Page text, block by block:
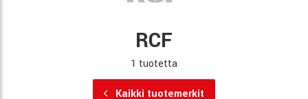
RCF
1 tuotetta
Kaikki tuotemerkit